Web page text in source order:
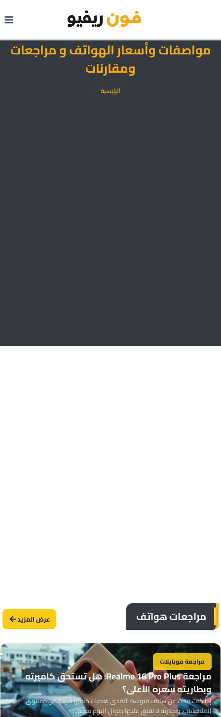
المحتوى
مواصفات وأسعار الهواتف و مراجعات
ومقارنات
الرئيسية
مراجعات هواتف عرض المزيد
مراجعة موبايلات
مراجعة Realme 16 Pro Plus: هل تستحق كاميرته
وبطاريته سعره الأعلى؟
إذا كنت تبحث عن هاتف متوسط المدى يعطيك كاميرا قريبة من مستوى
الفلاجشيب، وبطارية لا تقلق عليها طوال اليوم بحجم...